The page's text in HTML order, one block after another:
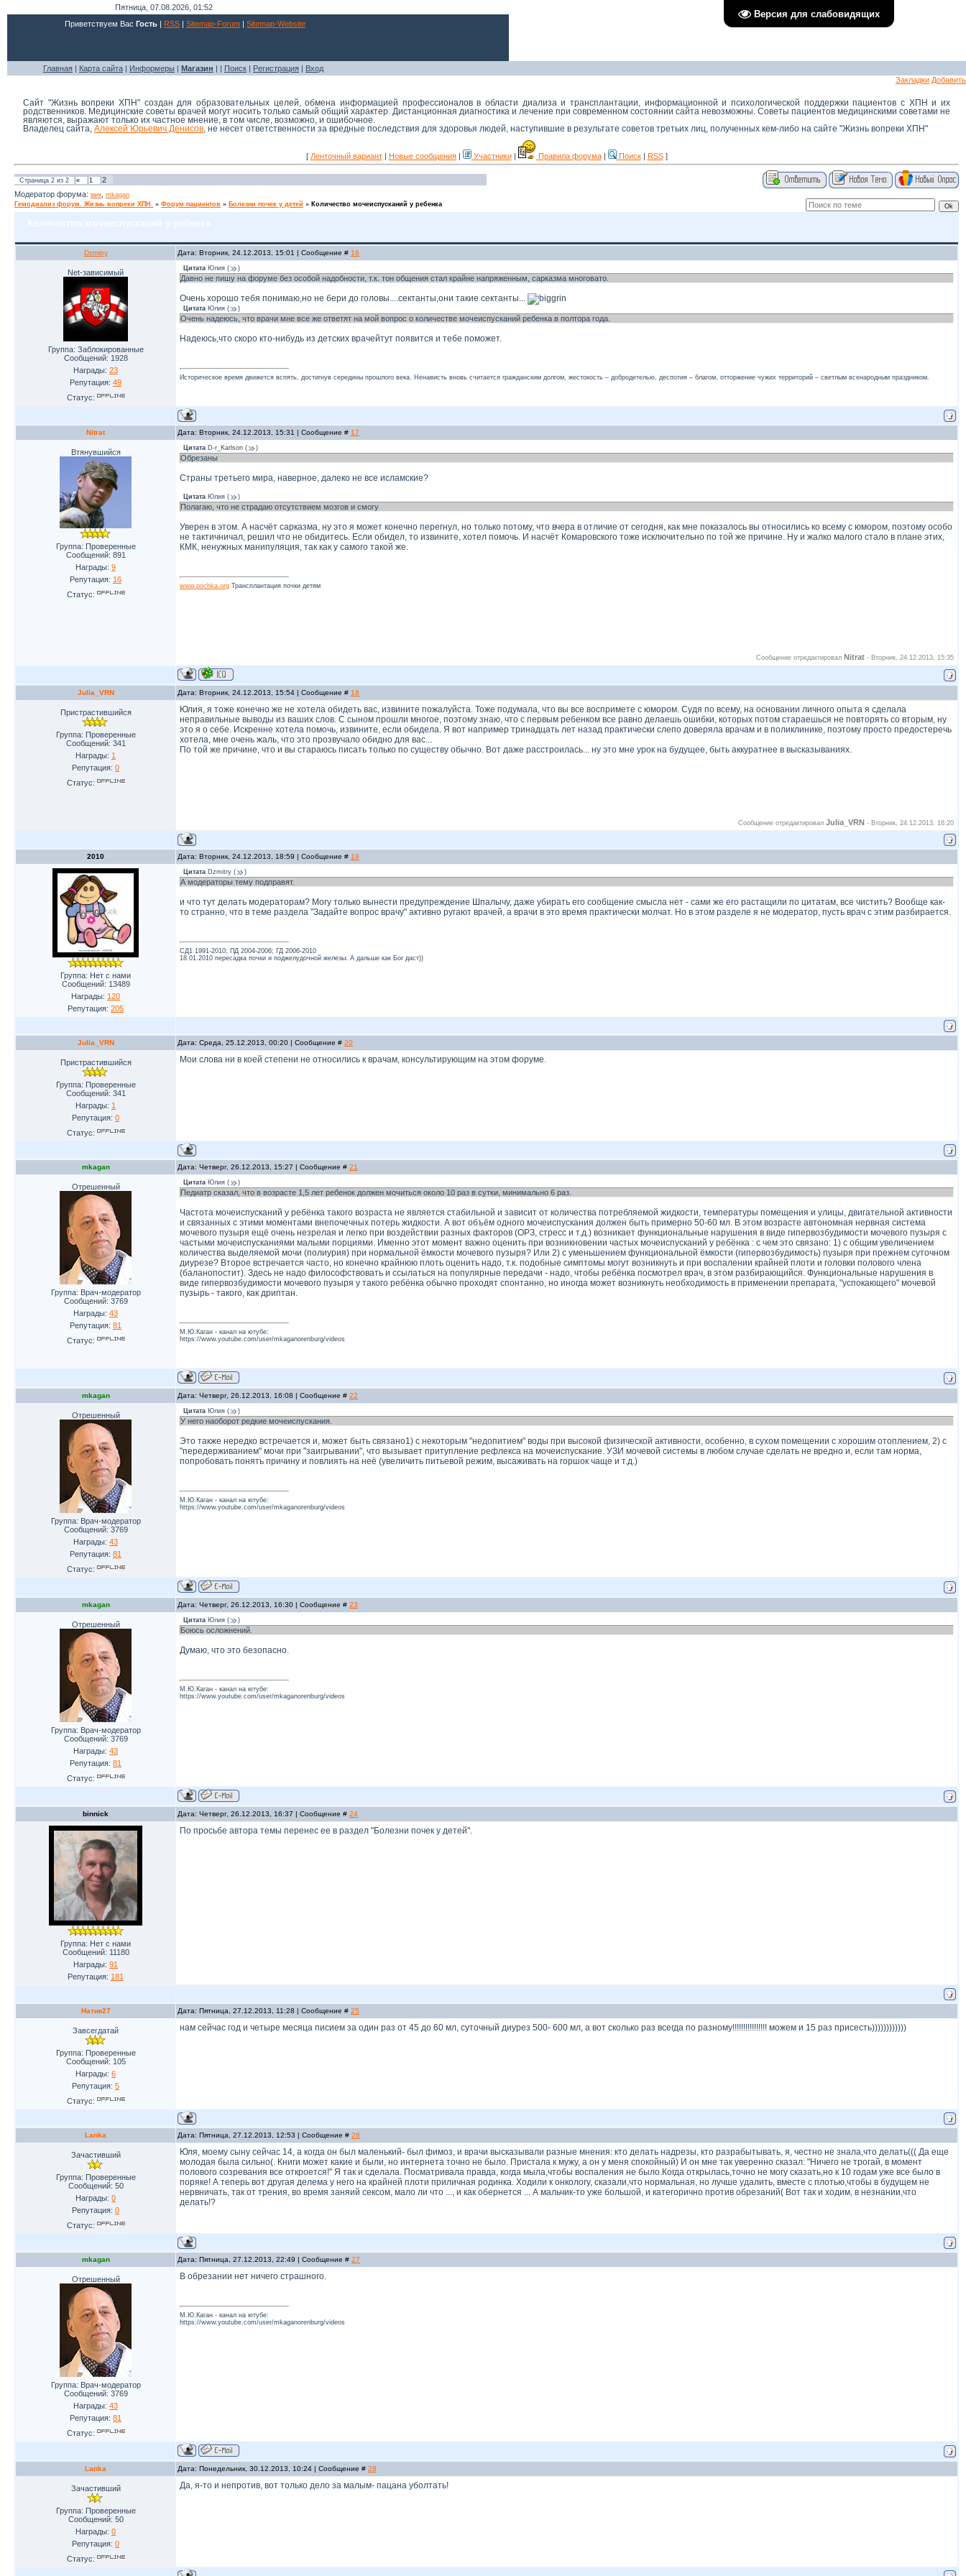
Версия для слабовидящих
Пятница, 07.08.2026, 01:52
Приветствуем Вас Гость | RSS | Sitemap-Forum | Sitemap-Website
Главная | Карта сайта | Информеры | Магазин | | Поиск | Регистрация | Вход
Закладки Добавить
Сайт "Жизнь вопреки ХПН" создан для образовательных целей, обмена информацией профессионалов в области диализа и трансплантации, информационной и психологической поддержки пациентов с ХПН и их
родственников. Медицинские советы врачей могут носить только самый общий характер. Дистанционная диагностика и лечение при современном состоянии сайта невозможны. Советы пациентов медицинскими советами не
являются, выражают только их частное мнение, в том числе, возможно, и ошибочное.
Владелец сайта, Алексей Юрьевич Денисов , не несет ответственности за вредные последствия для здоровья людей, наступившие в результате советов третьих лиц, полученных кем-либо на сайте "Жизнь вопреки ХПН"
[ Ленточный вариант| Новые сообщения| Участники| Правила форума| Поиск| RSS]
Страница 2 из 2 « 1
2
Модератор форума: мик mkagan
Гемодиализ форум. Жизнь вопреки ХПН. » Форум пациентов » Болезни почек у детей » Количество мочеиспусканий у ребенка
Количество мочеиспусканий у ребенка
Dzmitry Дата: Вторник, 24.12.2013, 15:01 | Сообщение # 16
Net-зависимый
Группа: Заблокированные
Сообщений: 1928
Награды: 23
Репутация: 49
Статус:
Цитата Юлия ( )
Давно не пишу на форуме без особой надобности, т.к. тон общения стал крайне напряженным, сарказма многовато.
Очень хорошо тебя понимаю,но не бери до головы....сектанты,они такие сектанты...
Цитата Юлия ( )
Очень надеюсь, что врачи мне все же ответят на мой вопрос о количестве мочеиспусканий ребенка в полтора года.
Надеюсь,что скоро кто-нибудь из детских врачейтут появится и тебе поможет.
Историческое время движется вспять, достигнув середины прошлого века. Ненависть вновь считается гражданским долгом, жестокость – добродетелью, деспотия – благом, отторжение чужих территорий – светлым всенародным праздником.
Nitrat Дата: Вторник, 24.12.2013, 15:31 | Сообщение # 17
Втянувшийся
Группа: Проверенные
Сообщений: 891
Награды: 9
Репутация: 16
Статус:
Цитата D-r_Karlson ( )
Обрезаны
Страны третьего мира, наверное, далеко не все исламские?
Цитата Юлия ( )
Полагаю, что не страдаю отсутствием мозгов и смогу
Уверен в этом. А насчёт сарказма, ну это я может конечно перегнул, но только потому, что вчера в отличие от сегодня, как мне показалось вы относились ко всему с юмором, поэтому особо
не тактичничал, решил что не обидитесь. Если обидел, то извините, хотел помочь. И насчёт Комаровского тоже исключительно по той же причине. Ну и жалко малого стало в плане этих,
КМК, ненужных манипуляция, так как у самого такой же.
www.pochka.org Трансплантация почки детям
Сообщение отредактировал Nitrat - Вторник, 24.12.2013, 15:35
Julia_VRN Дата: Вторник, 24.12.2013, 15:54 | Сообщение # 18
Пристрастившийся
Группа: Проверенные
Сообщений: 341
Награды: 1
Репутация: 0
Статус:
Юлия, я тоже конечно же не хотела обидеть вас, извините пожалуйста. Тоже подумала, что вы все воспримете с юмором. Судя по всему, на основании личного опыта я сделала
неправильные выводы из ваших слов. С сыном прошли многое, поэтому знаю, что с первым ребенком все равно делаешь ошибки, которых потом стараешься не повторять со вторым, ну
это я о себе. Искренне хотела помочь, извините, если обидела. Я вот например тринадцать лет назад практически слепо доверяла врачам и в поликлинике, поэтому просто предостеречь
хотела, мне очень жаль, что это прозвучало обидно для вас...
По той же причине, что и вы стараюсь писать только по существу обычно. Вот даже расстроилась... ну это мне урок на будущее, быть аккуратнее в высказываниях.
Сообщение отредактировал Julia_VRN - Вторник, 24.12.2013, 16:20
2010 Дата: Вторник, 24.12.2013, 18:59 | Сообщение # 19
Группа: Нет с нами
Сообщений: 13489
Награды: 120
Репутация: 205
Цитата Dzmitry ( )
А модераторы тему подправят.
и что тут делать модераторам? Могу только вынести предупреждение Шпалычу, даже убирать его сообщение смысла нет - сами же его растащили по цитатам, все чистить? Вообще как-
то странно, что в теме раздела "Задайте вопрос врачу" активно ругают врачей, а врачи в это время практически молчат. Но в этом разделе я не модератор, пусть врач с этим разбирается.
СД1 1991-2010; ПД 2004-2006; ГД 2006-2010
18.01.2010 пересадка почки и поджелудочной железы. А дальше как Бог даст))
Julia_VRN Дата: Среда, 25.12.2013, 00:20 | Сообщение # 20
Пристрастившийся
Группа: Проверенные
Сообщений: 341
Награды: 1
Репутация: 0
Статус:
Мои слова ни в коей степени не относились к врачам, консультирующим на этом форуме.
mkagan Дата: Четверг, 26.12.2013, 15:27 | Сообщение # 21
Отрешенный
Группа: Врач-модератор
Сообщений: 3769
Награды: 43
Репутация: 81
Статус:
Цитата Юлия ( )
Педиатр сказал, что в возрасте 1,5 лет ребенок должен мочиться около 10 раз в сутки, минимально 6 раз.
Частота мочеиспусканий у ребёнка такого возраста не является стабильной и зависит от количества потребляемой жидкости, температуры помещения и улицы, двигательной активности
и связанных с этими моментами внепочечных потерь жидкости. А вот объём одного мочеиспускания должен быть примерно 50-60 мл. В этом возрасте автономная нервная система
мочевого пузыря ещё очень незрелая и легко при воздействии разных факторов (ОРЗ, стресс и т.д.) возникает функциональные нарушения в виде гипервозбудимости мочевого пузыря с
частыми мочеиспусканиями малыми порциями. Именно этот момент важно оценить при возникновении частых мочеиспусканий у ребёнка : с чем это связано: 1) с общим увеличением
количества выделяемой мочи (полиурия) при нормальной ёмкости мочевого пузыря? Или 2) с уменьшением функциональной ёмкости (гипервозбудимость) пузыря при прежнем суточном
диурезе? Второе встречается часто, но конечно крайнюю плоть оценить надо, т.к. подобные симптомы могут возникнуть и при воспалении крайней плоти и головки полового члена
(баланопостит). Здесь не надо философствовать и ссылаться на популярные передачи - надо, чтобы ребёнка посмотрел врач, в этом разбирающийся. Функциональные нарушения в
виде гипервозбудимости мочевого пузыря у такого ребёнка обычно проходят спонтанно, но иногда может возникнуть необходимость в применении препарата, "успокающего" мочевой
пузырь - такого, как дриптан.
М.Ю.Каган - канал на ютубе:
https://www.youtube.com/user/mkaganorenburg/videos
mkagan Дата: Четверг, 26.12.2013, 16:08 | Сообщение # 22
Отрешенный
Группа: Врач-модератор
Сообщений: 3769
Награды: 43
Репутация: 81
Статус:
Цитата Юлия ( )
У него наоборот редкие мочеиспускания.
Это также нередко встречается и, может быть связано1) с некоторым "недопитием" воды при высокой физической активности, особенно, в сухом помещении с хорошим отоплением, 2) с
"передерживанием" мочи при "заигрывании", что вызывает притупление рефлекса на мочеиспускание. УЗИ мочевой системы в любом случае сделать не вредно и, если там норма,
попробовать понять причину и повлиять на неё (увеличить питьевой режим, высаживать на горшок чаще и т.д.)
М.Ю.Каган - канал на ютубе:
https://www.youtube.com/user/mkaganorenburg/videos
mkagan Дата: Четверг, 26.12.2013, 16:30 | Сообщение # 23
Отрешенный
Группа: Врач-модератор
Сообщений: 3769
Награды: 43
Репутация: 81
Статус:
Цитата Юлия ( )
Боюсь осложнений.
Думаю, что это безопасно.
М.Ю.Каган - канал на ютубе:
https://www.youtube.com/user/mkaganorenburg/videos
binnick Дата: Четверг, 26.12.2013, 16:37 | Сообщение # 24
Группа: Нет с нами
Сообщений: 11180
Награды: 91
Репутация: 181
По просьбе автора темы перенес ее в раздел "Болезни почек у детей".
Натик27 Дата: Пятница, 27.12.2013, 11:28 | Сообщение # 25
Завсегдатай
Группа: Проверенные
Сообщений: 105
Награды: 6
Репутация: 5
Статус:
нам сейчас год и четыре месяца писием за один раз от 45 до 60 мл, суточный диурез 500- 600 мл, а вот сколько раз всегда по разному!!!!!!!!!!!!!!!! можем и 15 раз присесть))))))))))))
Lanka Дата: Пятница, 27.12.2013, 12:53 | Сообщение # 26
Зачастивший
Группа: Проверенные
Сообщений: 50
Награды: 0
Репутация: 0
Статус:
Юля, моему сыну сейчас 14, а когда он был маленький- был фимоз, и врачи высказывали разные мнения: кто делать надрезы, кто разрабытывать, я, честно не знала,что делать((( Да еще
молодая была сильно(. Книги может какие и были, но интернета точно не было. Пристала к мужу, а он у меня спокойный) И он мне так уверенно сказал: "Ничего не трогай, в момент
полового созревания все откроется!" Я так и сделала. Посматривала правда, когда мыла,чтобы воспаления не было.Когда открылась,точно не могу сказать,но к 10 годам уже все было в
поряке! А теперь вот другая делема у него на крайней плоти приличная родинка. Ходили к онкологу, сказали,что нормальная, но лучше удалить, вместе с плотью,чтобы в будущем не
нервничать, так от трения, во время заняий сексом, мало ли что ..., и как обернется ... А мальчик-то уже большой, и категорично против обрезаний( Вот так и ходим, в незнании,что
делать!?
mkagan Дата: Пятница, 27.12.2013, 22:49 | Сообщение # 27
Отрешенный
Группа: Врач-модератор
Сообщений: 3769
Награды: 43
Репутация: 81
Статус:
В обрезании нет ничего страшного.
М.Ю.Каган - канал на ютубе:
https://www.youtube.com/user/mkaganorenburg/videos
Lanka Дата: Понедельник, 30.12.2013, 10:24 | Сообщение # 28
Зачастивший
Группа: Проверенные
Сообщений: 50
Награды: 0
Репутация: 0
Статус:
Да, я-то и непротив, вот только дело за малым- пацана уболтать!